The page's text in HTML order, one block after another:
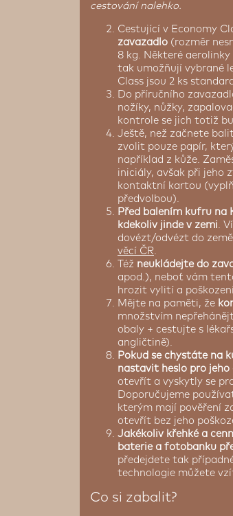
cestování nalehko.
Cestující v Economy
zavazadlo (rozměr
8 kg. Některé
tak umožňují vybrané
Class jsou 2 ks
Do příručního
nožíky, nůžky,
kontrole se jich totiž
Ještě, než začnete
zvolit pouze papír,
například z kůže.
iniciály, avšak při jeho
kontaktní kartou
předvolbou).
Před balením kufru na
kdekoliv jinde v zemi.
dovézt/odvézt do
věcí ČR.
Též neukládejte do
apod.), neboť vám
hrozit vylití a
Mějte na paměti, že
množstvím
obaly + cestujte s
angličtině).
Pokud se chystáte na
nastavit heslo pro jeho
otevřít a vyskytly se
Doporučujeme
kterým mají pověření
otevřít bez jeho
Jakékoliv křehké a
baterie a fotobanku
předejdete tak
technologie můžete
Co si zabalit?